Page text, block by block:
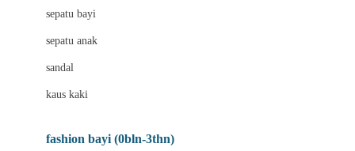
Bio Oil
Biolane
Bizzi Growin
Blooming Marvellous
sepatu bayi
sepatu anak
sandal
kaus kaki
fashion bayi (0bln-3thn)